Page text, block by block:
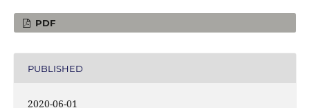
PDF
PUBLISHED
2020-06-01